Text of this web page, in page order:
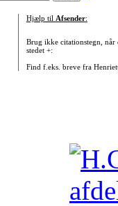
Hjælp til Afsender:
Brug ikke citationstegn, når
stedet +:
Find f.eks. breve fra